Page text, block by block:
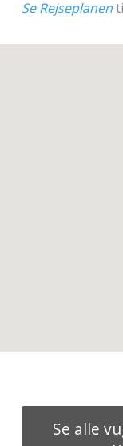
Se Rejseplanen
Se alle